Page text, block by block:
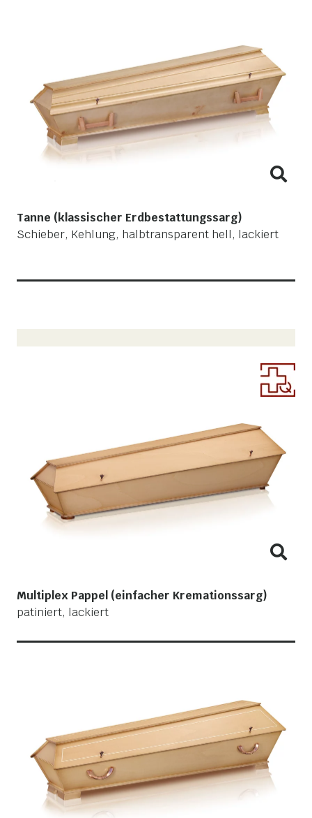
Tanne (klassischer Erdbestattungssarg)
Schieber, Kehlung, halbtransparent hell, lackiert
Multiplex Pappel (einfacher Kremationssarg)
patiniert, lackiert